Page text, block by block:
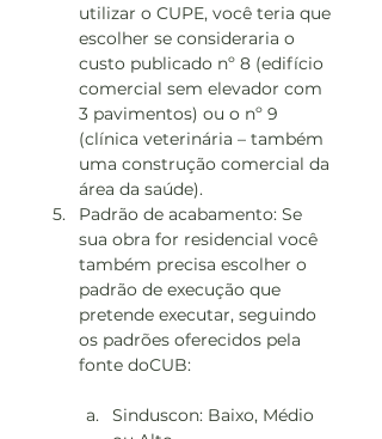
utilizar o CUPE, você teria que
escolher se consideraria o
custo publicado nº 8 (edifício
comercial sem elevador com
3 pavimentos) ou o nº 9
(clínica veterinária – também
uma construção comercial da
área da saúde).
Padrão de acabamento: Se
sua obra for residencial você
também precisa escolher o
padrão de execução que
pretende executar, seguindo
os padrões oferecidos pela
fonte doCUB:
Sinduscon: Baixo, Médio